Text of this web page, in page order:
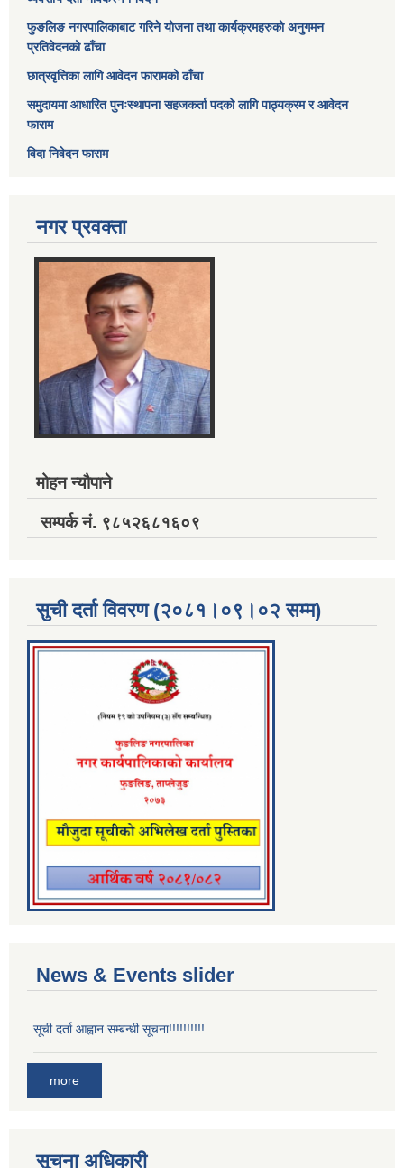
फुङलिङ नगरपालिकाबाट गरिने योजना तथा कार्यक्रमहरुको अनुगमन
प्रतिवेदनको ढाँचा
छात्रवृत्तिका लागि आवेदन फारामको ढाँचा
समुदायमा आधारित पुनःस्थापना सहजकर्ता पदको लागि पाठ्यक्रम र आवेदन
फाराम
विदा निवेदन फाराम
नगर प्रवक्ता
मोहन न्यौपाने
सम्पर्क नं. ९८५२६८१६०९
सुची दर्ता विवरण (२०८१।०९।०२ सम्म)
News & Events slider
सूची दर्ता आह्वान सम्बन्धी सूचना!!!!!!!!!!
more
सूचना अधिकारी